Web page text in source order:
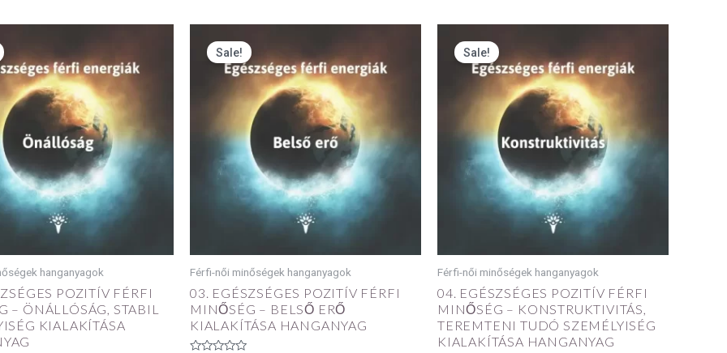
hanganyagok
POZITÍV FÉRFI
– ÖNÁLLÓSÁG, STABIL
KIALAKÍTÁSA
Ft.
is:
4493 Ft.
Sale!
Férfi-női minőségek hanganyagok
03. EGÉSZSÉGES POZITÍV FÉRFI
MINŐSÉG – BELSŐ ERŐ
KIALAKÍTÁSA HANGANYAG
price
was:
5990 Ft.
is:
4493 Ft.
Sale!
Férfi-női minőségek hanganyagok
04. EGÉSZSÉGES POZITÍV FÉRFI
MINŐSÉG – KONSTRUKTIVITÁS,
TEREMTENI TUDÓ SZEMÉLYISÉG
KIALAKÍTÁSA HANGANYAG
price
was:
5990 Ft.
is:
4493 Ft.